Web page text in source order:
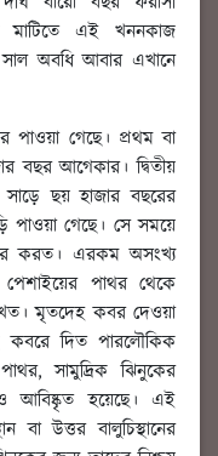
মাটিতে এই খননকাজ
অবধি আবার এখানে
পাওয়া গেছে। প্রথম বা
বছর আগেকার। দ্বিতীয়
ছয় হাজার বছরের
পাওয়া গেছে। সে সময়ে
করত। এরকম অসংখ্য
পাথর থেকে
মৃতদেহ কবর দেওয়া
কবরে দিত পারলৌকিক
সামুদ্রিক ঝিনুকের
আবিষ্কৃত হয়েছে। এই
উত্তর বালুচিস্থানের